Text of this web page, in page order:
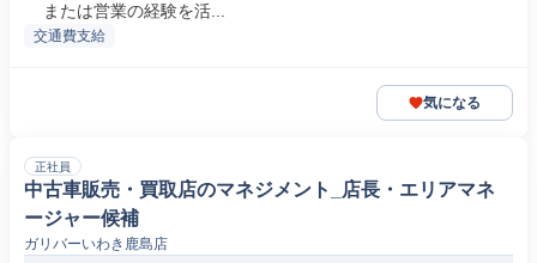
または営業の経験を活...
交通費支給
気になる
正社員
中古車販売・買取店のマネジメント_店長・エリアマネ
ージャー候補
ガリバーいわき鹿島店